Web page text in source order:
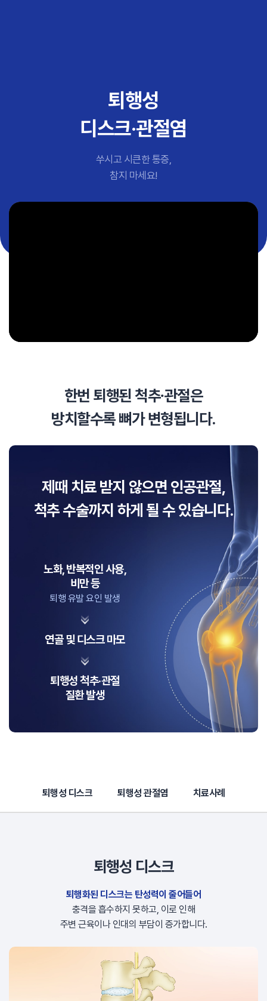
#교통사고후유증 #허리디스크
퇴행성
디스크·관절염
쑤시고 시큰한 통증,
참지 마세요!
한번 퇴행된 척추∙관절은
방치할수록 뼈가 변형됩니다.
제때 치료 받지 않으면 인공관절,
척추 수술까지 하게 될 수 있습니다.
노화, 반복적인 사용,
비만 등
퇴행 유발 요인 발생
연골 및 디스크 마모
퇴행성 척추·관절
질환 발생
퇴행성 디스크 퇴행성 관절염 치료사례
퇴행성 디스크
퇴행화된 디스크는 탄성력이 줄어들어
충격을 흡수하지 못하고, 이로 인해
주변 근육이나 인대의 부담이 증가합니다.